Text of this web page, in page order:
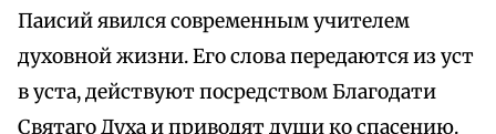
Паисий явился современным учителем
духовной жизни. Его слова передаются из уст
в уста, действуют посредством Благодати
Святаго Духа и приводят души ко спасению.